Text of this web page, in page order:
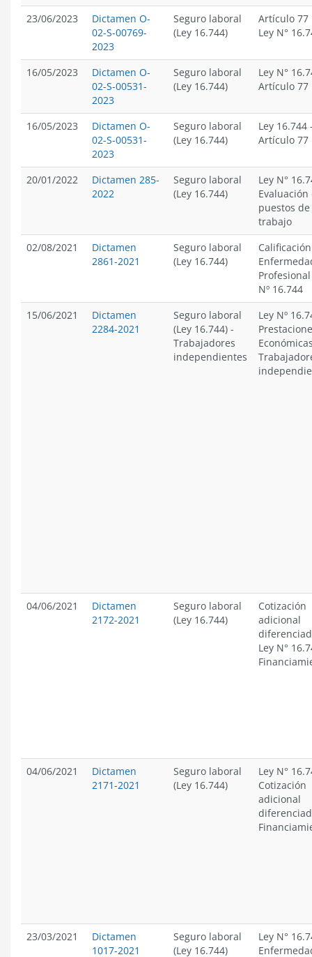
23/06/2023
Dictamen O-
02-S-00769-
2023
Seguro laboral
(Ley 16.744)
Artículo 77
Ley N°
16/05/2023
Dictamen O-
02-S-00531-
2023
Seguro laboral
(Ley 16.744)
Ley N°
Artículo 77
16/05/2023
Dictamen O-
02-S-00531-
2023
Seguro laboral
(Ley 16.744)
Ley 16.744
Artículo 77
20/01/2022
Dictamen 285-
2022
Seguro laboral
(Ley 16.744)
Ley N°
Evaluación
puestos de
trabajo
02/08/2021
Dictamen
2861-2021
Seguro laboral
(Ley 16.744)
Profesional
Nº 16.744
15/06/2021
Dictamen
2284-2021
Seguro laboral
(Ley 16.744) -
Trabajadores
independientes
Ley Nº
04/06/2021
Dictamen
2172-2021
Seguro laboral
(Ley 16.744)
Cotización
adicional
Ley N°
04/06/2021
Dictamen
2171-2021
Seguro laboral
(Ley 16.744)
Ley N°
Cotización
adicional
23/03/2021
Dictamen
1017-2021
Seguro laboral
(Ley 16.744)
Ley N°